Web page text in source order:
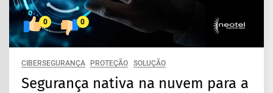
0 0
CIBERSEGURANÇA PROTEÇÃO SOLUÇÃO
Segurança nativa na nuvem para a